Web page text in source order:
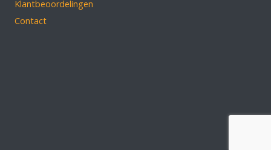
Klantbeoordelingen
Contact